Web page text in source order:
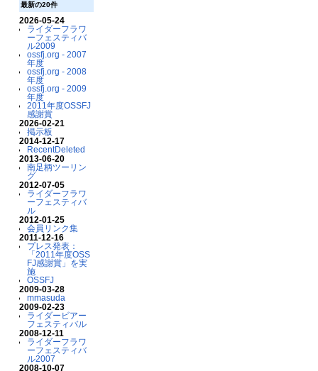
最新の20件
2026-05-24
ライダーフラワ
ーフェスティバ
ル2009
ossfj.org - 2007
年度
ossfj.org - 2008
年度
ossfj.org - 2009
年度
2011年度OSSFJ
感謝賞
2026-02-21
掲示板
2014-12-17
RecentDeleted
2013-06-20
南足柄ツーリン
グ
2012-07-05
ライダーフラワ
ーフェスティバ
ル
2012-01-25
会員リンク集
2011-12-16
プレス発表：
「2011年度OSS
FJ感謝賞」を実
施
OSSFJ
2009-03-28
mmasuda
2009-02-23
ライダービアー
フェスティバル
2008-12-11
ライダーフラワ
ーフェスティバ
ル2007
2008-10-07